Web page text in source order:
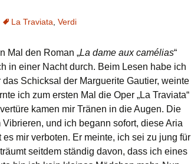
La Traviata Verdi
Mal den Roman „La dame aux camélias“
in einer Nacht durch. Beim Lesen habe ich
Schicksal der Marguerite Gautier, weinte
ich zum ersten Mal die Oper „La Traviata“
kamen mir Tränen in die Augen. Die
und ich begann sofort, diese Aria
mir verboten. Er meinte, ich sei zu jung für
seitdem ständig davon, dass ich eines